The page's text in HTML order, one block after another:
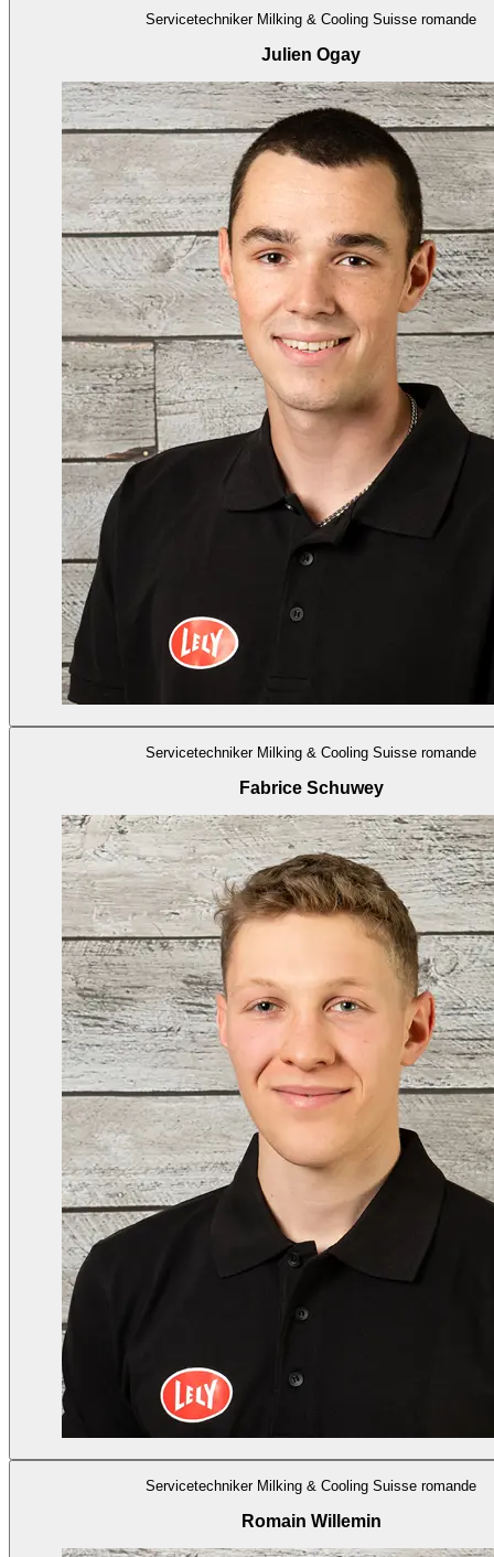
Servicetechniker Milking & Cooling Suisse romande
Julien Ogay
Servicetechniker Milking & Cooling Suisse romande
Fabrice Schuwey
Servicetechniker Milking & Cooling Suisse romande
Romain Willemin